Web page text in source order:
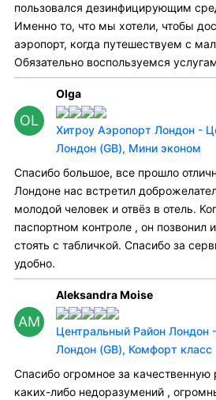
пользовался дезинфицирующим
Именно то, что мы хотели, чтобы
аэропорт, когда путешествуем с
Обязательно воспользуемся
OL
Olga
Хитроу Аэропорт Лондон -
Лондон (GB), Мини эконом
Спасибо большое, все прошло
Лондоне нас встретил
молодой человек и отвёз в отель.
паспортном контроле , он позвонил
стоять с табличкой. Спасибо за
удобно.
AM
Aleksandra Moise
Центральный Район Лондон
Лондон (GB), Комфорт класс
Спасибо огромное за качественную
каких-либо недоразумений ,